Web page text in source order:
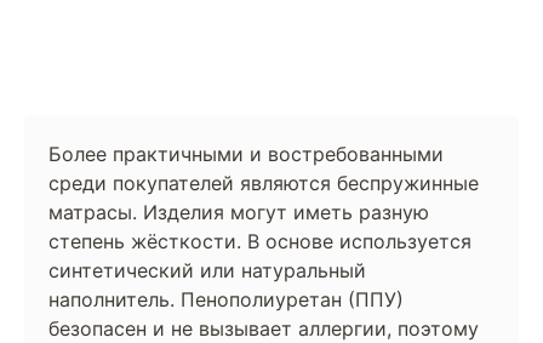
Более практичными и востребованными
среди покупателей являются беспружинные
матрасы. Изделия могут иметь разную
степень жёсткости. В основе используется
синтетический или натуральный
наполнитель. Пенополиуретан (ППУ)
безопасен и не вызывает аллергии, поэтому